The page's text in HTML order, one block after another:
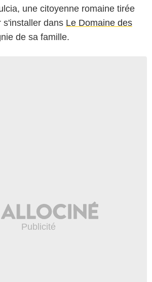
une citoyenne romaine tirée
s'installer dans Le Domaine des
de sa famille.